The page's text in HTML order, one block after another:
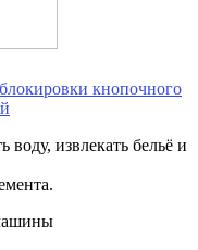
кнопочного
извлекать бельё и